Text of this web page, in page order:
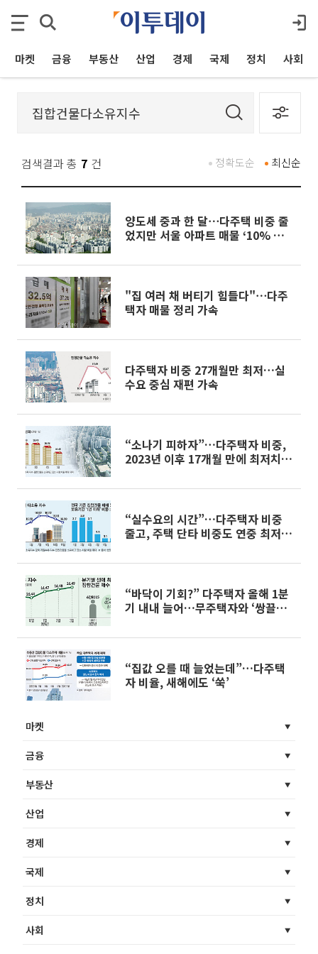
마켓 금융 부동산 산업 경제 국제 정치 사회
검색결과 총 7 건 최신순
정확도순
양도세 중과 한 달⋯다주택 비중 줄
었지만 서울 아파트 매물 ‘10% 증
"집 여러 채 버티기 힘들다"⋯다주
택자 매물 정리 가속
다주택자 비중 27개월만 최저…실
수요 중심 재편 가속
“소나기 피하자”…다주택자 비중,
2023년 이후 17개월 만에 최저치
“실수요의 시간”…다주택자 비중
줄고, 주택 단타 비중도 연중 최저치
“바닥이 기회?” 다주택자 올해 1분
기 내내 늘어…무주택자와 ‘쌍끌이’
“집값 오를 때 늘었는데”…다주택
자 비율, 새해에도 ‘쑥’
마켓
금융
부동산
산업
경제
국제
정치
사회